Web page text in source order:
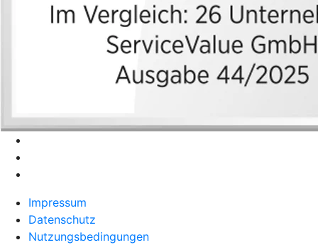
Impressum
Datenschutz
Nutzungsbedingungen